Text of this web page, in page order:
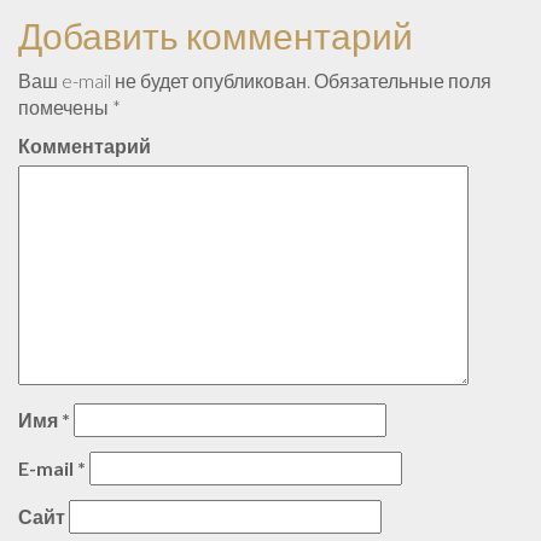
Добавить комментарий
Ваш e-mail не будет опубликован. Обязательные поля
помечены *
Комментарий
Имя *
E-mail *
Сайт